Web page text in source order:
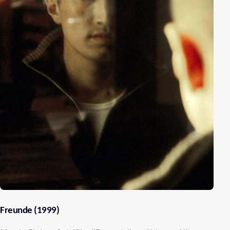
Freunde (1999)